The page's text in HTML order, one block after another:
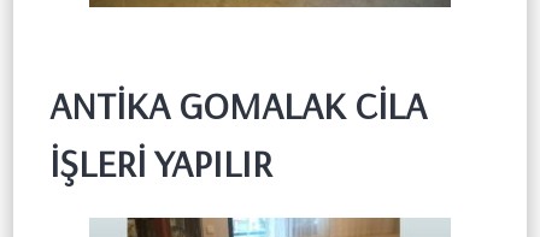
ANTİKA GOMALAK CİLA
İŞLERİ YAPILIR